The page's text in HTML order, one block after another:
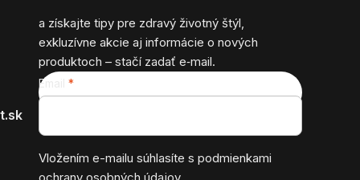
a získajte tipy pre zdravý životný štýl,
exkluzívne akcie aj informácie o nových
produktoch – stačí zadať e‑mail.
Email
Vložením e-mailu súhlasíte s podmienkami